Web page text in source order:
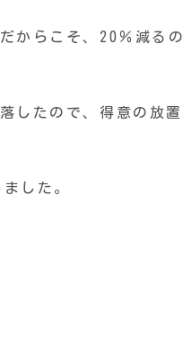
からこそ、20％減るの
したので、得意の放置
した。